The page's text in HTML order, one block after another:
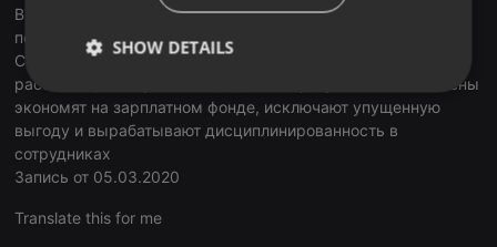
В гостях у «Бизнес ФМ» в программе «Деловое утро»
побывал Ержан Рыскалиев, CEO и со-основатель проекта
Clockster, системы учета рабочего времени. IT-специалист
рассказал, как при помощи данной программы бизнесмены
экономят на зарплатном фонде, исключают упущенную
выгоду и вырабатывают дисциплинированность в
сотрудниках
Запись от 05.03.2020
Translate this for me
SHOW DETAILS
Strictly
necessary
Targeting Functionality